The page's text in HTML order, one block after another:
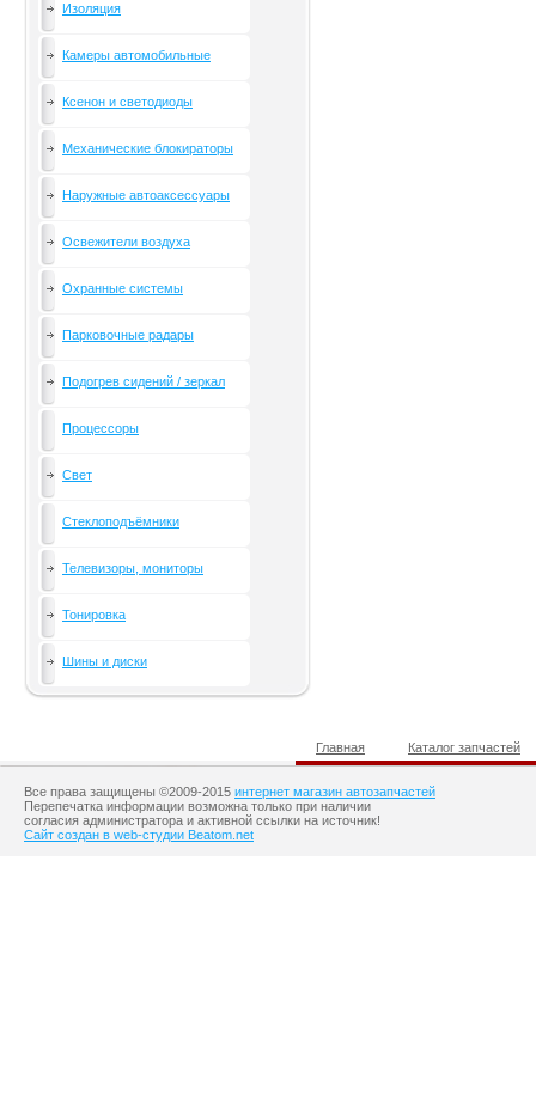
Изоляция
Камеры автомобильные
Ксенон и светодиоды
Механические блокираторы
Наружные автоаксессуары
Освежители воздуха
Охранные системы
Парковочные радары
Подогрев сидений / зеркал
Процессоры
Свет
Стеклоподъёмники
Телевизоры, мониторы
Тонировка
Шины и диски
Главная Каталог запчастей
Все права защищены ©2009-2015 интернет магазин автозапчастей
Перепечатка информации возможна только при наличии
согласия администратора и активной ссылки на источник!
Сайт создан в web-студии Beatom.net